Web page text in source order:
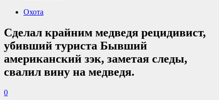
Охота
Сделал крайним медведя рецидивист,
убивший туриста Бывший
американский зэк, заметая следы,
свалил вину на медведя.
0